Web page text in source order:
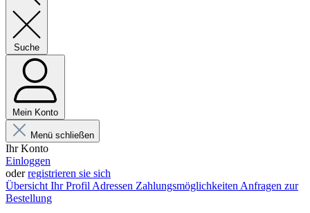
Suche
Mein Konto
Menü schließen
Ihr Konto
Einloggen
oderregistrieren sie sich
Übersicht Ihr Profil Adressen Zahlungsmöglichkeiten Anfragen zur
Bestellung